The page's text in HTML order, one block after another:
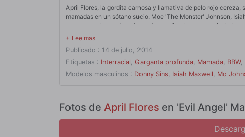
April Flores, la gordita carnosa y llamativa de pelo rojo
mamadas en un sótano sucio. Moe 'The Monster' Johnson,
enormes melones de su lencería rosa fuerte para
haciendo que fluya la saliva. En un banco, la ronda de
frota el esperma en la piel.
Publicado : 14 de julio, 2014
Etiquetas : Interracial, Garganta profunda, Mamada, BBW,
Modelos masculinos : Donny Sins, Isiah Maxwell, Mo
Fotos de April Flores en 'Evil Angel'